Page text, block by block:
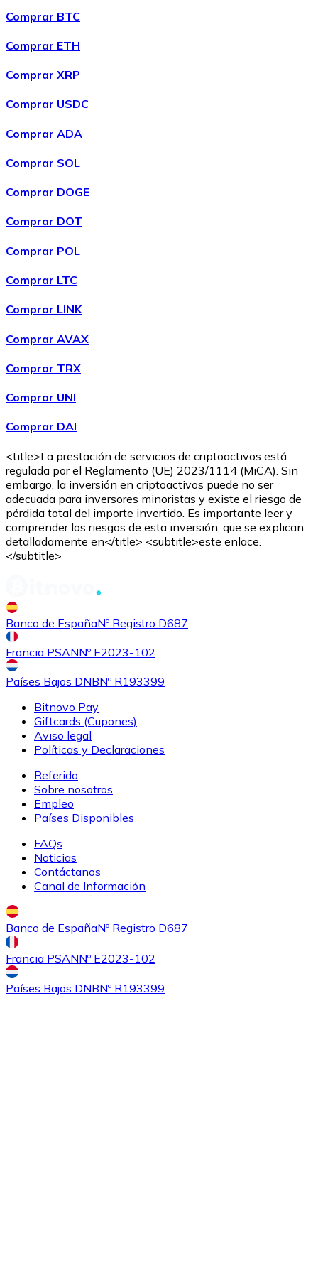
realizar la compra pasadas 24 horas y en caso de volver a
Comprar BTC
Comprar ETH
Comprar XRP
Comprar USDC
Comprar ADA
Comprar SOL
Comprar DOGE
Comprar DOT
Comprar POL
Comprar LTC
Comprar LINK
Comprar AVAX
Comprar TRX
Comprar UNI
Comprar DAI
<title>La prestación de servicios de criptoactivos está
regulada por el Reglamento (UE) 2023/1114 (MiCA). Sin
embargo, la inversión en criptoactivos puede no ser
adecuada para inversores minoristas y existe el riesgo de
pérdida total del importe invertido. Es importante leer y
comprender los riesgos de esta inversión, que se explican
detalladamente en</title> <subtitle>este enlace.
</subtitle>
Banco de EspañaNº Registro D687
Francia PSANNº E2023-102
Países Bajos DNBNº R193399
Bitnovo Pay
Giftcards (Cupones)
Aviso legal
Políticas y Declaraciones
Referido
Sobre nosotros
Empleo
Países Disponibles
FAQs
Noticias
Contáctanos
Canal de Información
Banco de EspañaNº Registro D687
Francia PSANNº E2023-102
Países Bajos DNBNº R193399